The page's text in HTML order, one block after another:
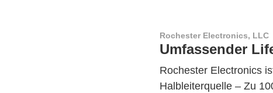
Rochester Electronics, LLC
Umfassender
Rochester Electronics
Halbleiterquelle – Zu